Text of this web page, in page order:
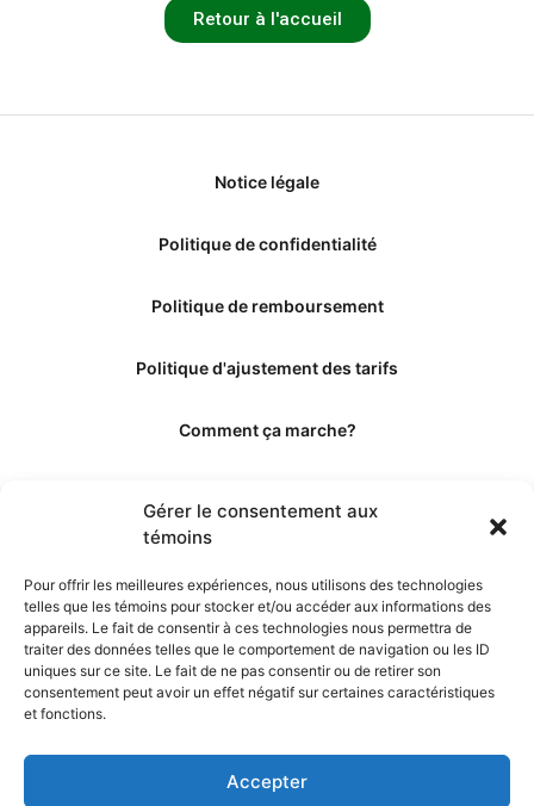
Gérer le consentement aux
témoins
Pour offrir les meilleures expériences, nous utilisons des technologies
telles que les témoins pour stocker et/ou accéder aux informations des
appareils. Le fait de consentir à ces technologies nous permettra de
traiter des données telles que le comportement de navigation ou les ID
uniques sur ce site. Le fait de ne pas consentir ou de retirer son
consentement peut avoir un effet négatif sur certaines caractéristiques
et fonctions.
Accepter
Retour à l'accueil
Notice légale
Politique de confidentialité
Politique de remboursement
Politique d'ajustement des tarifs
Comment ça marche?
Les éditeurs
Les experts et collaborateurs